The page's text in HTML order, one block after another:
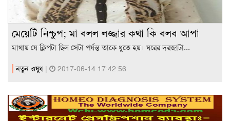
মেয়েটি নিশ্চুপ; মা বলল লজ্জার কথা কি বলব আপা
মাথায় যে ক্লিপটা ছিল সেটা পর্যন্ত তাকে ধুতে হয়। ঘরের দরজাটা...
নতুন ওষুধ | 2017-06-14 17:42:56